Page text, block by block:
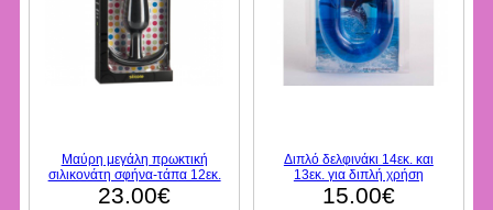
Μαύρη μεγάλη πρωκτική
σιλικονάτη σφήνα-τάπα 12εκ.
23.00€
Διπλό δελφινάκι 14εκ. και
13εκ. για διπλή χρήση
15.00€